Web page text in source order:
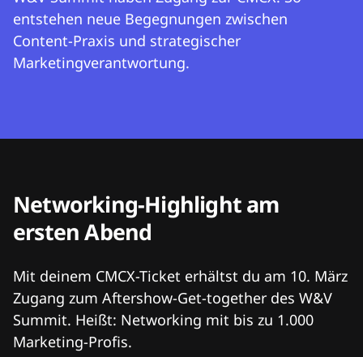
entstehen neue Begegnungen zwischen
Content-Praxis und strategischer
Marketingverantwortung.
Networking-Highlight am
ersten Abend
Mit deinem CMCX-Ticket erhältst du am 10. März
Zugang zum Aftershow-Get-together des W&V
Summit. Heißt: Networking mit bis zu 1.000
Marketing-Profis.